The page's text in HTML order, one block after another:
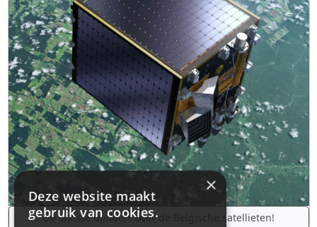
De laatste updates over de Belgische satellieten!
×
Deze website maakt
gebruik van cookies.